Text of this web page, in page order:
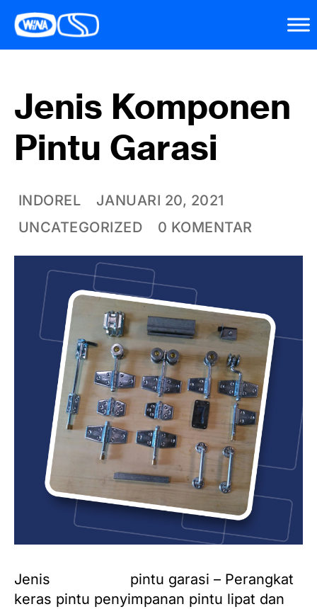
Jenis Komponen
Pintu Garasi
INDOREL
JANUARI 20, 2021
UNCATEGORIZED
0 KOMENTAR
Jenis
pintu garasi – Perangkat
keras pintu penyimpanan pintu lipat dan